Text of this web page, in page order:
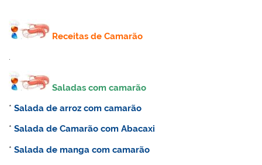
Receitas de Camarão
.
Saladas com camarão
*Salada de arroz com camarão
*Salada de Camarão com Abacaxi
*Salada de manga com camarão